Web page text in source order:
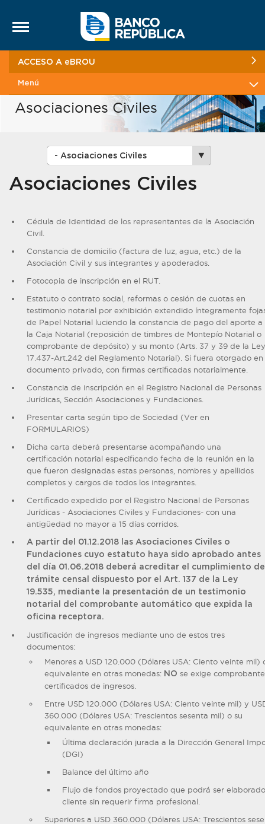
ACCESO A eBROU
Menú
Asociaciones Civiles
Asociaciones Civiles
Cédula de Identidad de los representantes de la Asociación
Civil.
Constancia de domicilio (factura de luz, agua, etc.) de la
Asociación Civil y sus integrantes y apoderados.
Fotocopia de inscripción en el RUT.
Estatuto o contrato social, reformas o cesión de cuotas en
testimonio notarial por exhibición extendido íntegramente
de Papel Notarial luciendo la constancia de pago del aporte a
la Caja Notarial (reposición de timbres de Montepío Notarial o
comprobante de depósito) y su monto (Arts. 37 y 39 de la Ley
17.437-Art.242 del Reglamento Notarial). Si fuera otorgado en
documento privado, con firmas certificadas notarialmente.
Constancia de inscripción en el Registro Nacional de Personas
Jurídicas, Sección Asociaciones y Fundaciones.
Presentar carta según tipo de Sociedad (Ver en
FORMULARIOS)
Dicha carta deberá presentarse acompañando una
certificación notarial especificando fecha de la reunión en la
que fueron designadas estas personas, nombres y apellidos
completos y cargos de todos los integrantes.
Certificado expedido por el Registro Nacional de Personas
Jurídicas - Asociaciones Civiles y Fundaciones- con una
antigüedad no mayor a 15 días corridos.
A partir del 01.12.2018 las Asociaciones Civiles o
Fundaciones cuyo estatuto haya sido aprobado antes
del día 01.06.2018 deberá acreditar el cumplimiento
trámite censal dispuesto por el Art. 137 de la Ley
19.535, mediante la presentación de un testimonio
notarial del comprobante automático que expida la
oficina receptora.
Justificación de ingresos mediante uno de estos tres
documentos:
Menores a USD 120.000 (Dólares USA: Ciento veinte mil)
equivalente en otras monedas: NO se exige
certificados de ingresos.
Entre USD 120.000 (Dólares USA: Ciento veinte mil) y
360.000 (Dólares USA: Trescientos sesenta mil) o su
equivalente en otras monedas:
Última declaración jurada a la Dirección General
(DGI)
Balance del último año
Flujo de fondos proyectado que podrá ser
cliente sin requerir firma profesional.
Superiores a USD 360.000 (Dólares USA: Trescientos